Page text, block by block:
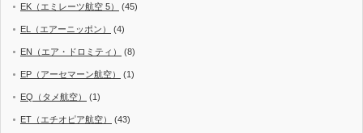
EK（エミレーツ航空 5） (45)
EL（エアーニッポン） (4)
EN（エア・ドロミティ） (8)
EP（アーセマーン航空） (1)
EQ（タメ航空） (1)
ET（エチオピア航空） (43)